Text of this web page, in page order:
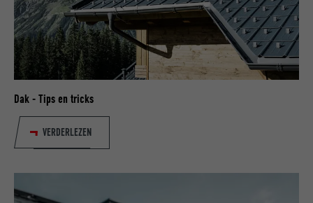
Dak - Tips en tricks
VERDERLEZEN